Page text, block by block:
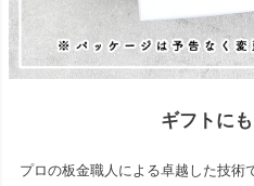
ギフトに
プロの板金職人による卓越した技術